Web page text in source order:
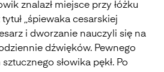
znalazł miejsce przy łóżku
,,śpiewaka cesarskiej
i dworzanie nauczyli się na
dźwięków. Pewnego
słowika pękł. Po